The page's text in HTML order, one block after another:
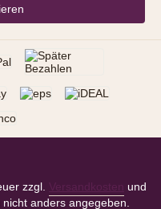
zzgl. Versandkosten
und
anders angegeben.